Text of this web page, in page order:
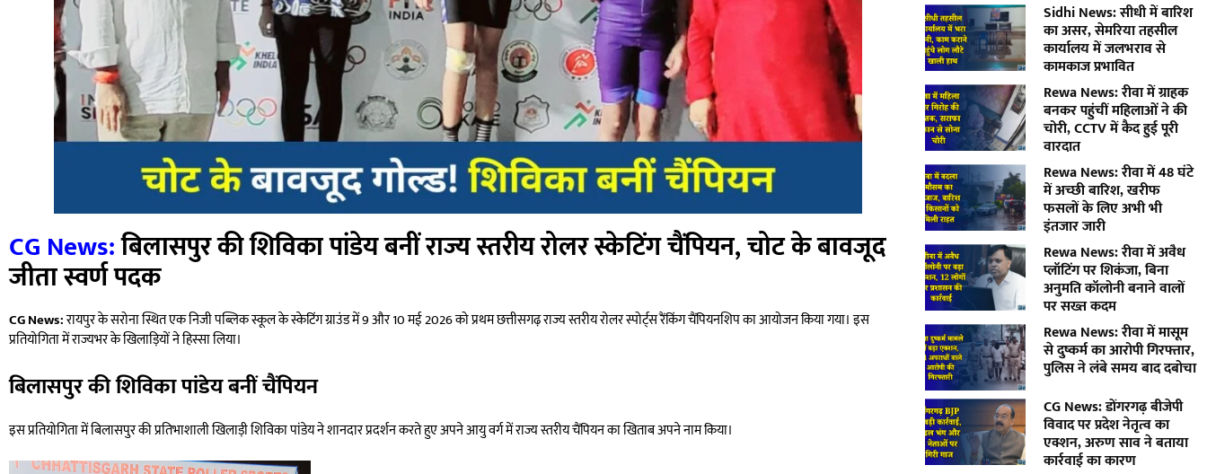
CG News:बिलासपुर की शिविका पांडेय बनीं राज्य स्तरीय रोलर स्केटिंग चैंपियन, चोट के बावजूद
जीता स्वर्ण पदक
CG News:रायपुर के सरोना स्थित एक निजी पब्लिक स्कूल के स्केटिंग ग्राउंड में 9 और 10 मई 2026 को प्रथम छत्तीसगढ़ राज्य स्तरीय रोलर स्पोर्ट्स रैंकिंग चैंपियनशिप का आयोजन किया गया। इस
प्रतियोगिता में राज्यभर के खिलाड़ियों ने हिस्सा लिया।
बिलासपुर की शिविका पांडेय बनीं चैंपियन
इस प्रतियोगिता में बिलासपुर की प्रतिभाशाली खिलाड़ी शिविका पांडेय ने शानदार प्रदर्शन करते हुए अपने आयु वर्ग में राज्य स्तरीय चैंपियन का खिताब अपने नाम किया।
Sidhi News: सीधी में बारिश
का असर, सेमरिया तहसील
कार्यालय में जलभराव से
कामकाज प्रभावित
Rewa News: रीवा में ग्राहक
बनकर पहुंचीं महिलाओं ने की
चोरी, CCTV में कैद हुई पूरी
वारदात
Rewa News: रीवा में 48 घंटे
में अच्छी बारिश, खरीफ
फसलों के लिए अभी भी
इंतजार जारी
Rewa News: रीवा में अवैध
प्लॉटिंग पर शिकंजा, बिना
अनुमति कॉलोनी बनाने वालों
पर सख्त कदम
Rewa News: रीवा में मासूम
से दुष्कर्म का आरोपी गिरफ्तार,
पुलिस ने लंबे समय बाद दबोचा
CG News: डोंगरगढ़ बीजेपी
विवाद पर प्रदेश नेतृत्व का
एक्शन, अरुण साव ने बताया
कार्रवाई का कारण